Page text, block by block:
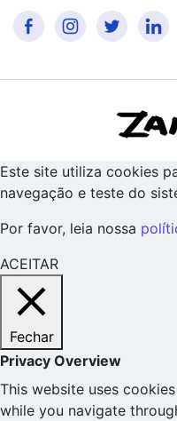
Este site utiliza cookies
navegação e teste do
Por favor, leia nossa
ACEITAR
Fechar
Privacy Overview
This website uses
while you navigate